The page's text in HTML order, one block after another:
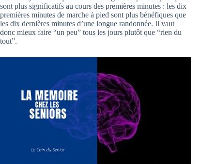
sont plus significatifs au cours des premières minutes : les dix
premières minutes de marche à pied sont plus bénéfiques que
les dix dernières minutes d’une longue randonnée. Il vaut
donc mieux faire “un peu” tous les jours plutôt que “rien du
tout”.